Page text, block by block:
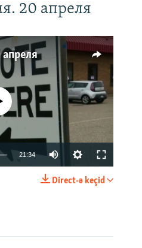
20 апреля
available
21:34
Direct-ə keçid